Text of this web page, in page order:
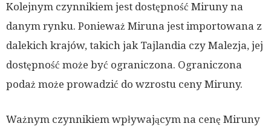
Kolejnym czynnikiem jest dostępność Miruny na
danym rynku. Ponieważ Miruna jest importowana z
dalekich krajów, takich jak Tajlandia czy Malezja, jej
dostępność może być ograniczona. Ograniczona
podaż może prowadzić do wzrostu ceny Miruny.
Ważnym czynnikiem wpływającym na cenę Miruny